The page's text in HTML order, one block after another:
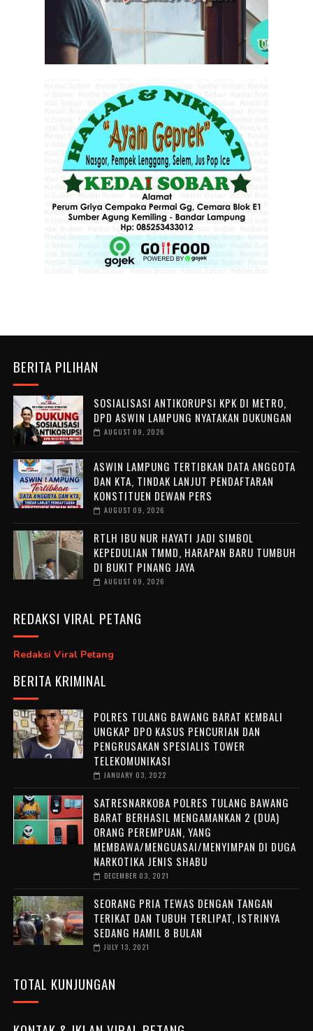
BERITA PILIHAN
SOSIALISASI ANTIKORUPSI KPK DI METRO,
DPD ASWIN LAMPUNG NYATAKAN DUKUNGAN
AUGUST 09, 2026
ASWIN LAMPUNG TERTIBKAN DATA ANGGOTA
DAN KTA, TINDAK LANJUT PENDAFTARAN
KONSTITUEN DEWAN PERS
AUGUST 09, 2026
RTLH IBU NUR HAYATI JADI SIMBOL
KEPEDULIAN TMMD, HARAPAN BARU TUMBUH
DI BUKIT PINANG JAYA
AUGUST 09, 2026
REDAKSI VIRAL PETANG
Redaksi Viral Petang
BERITA KRIMINAL
POLRES TULANG BAWANG BARAT KEMBALI
UNGKAP DPO KASUS PENCURIAN DAN
PENGRUSAKAN SPESIALIS TOWER
TELEKOMUNIKASI
JANUARY 03, 2022
SATRESNARKOBA POLRES TULANG BAWANG
BARAT BERHASIL MENGAMANKAN 2 (DUA)
ORANG PEREMPUAN, YANG
MEMBAWA/MENGUASAI/MENYIMPAN DI DUGA
NARKOTIKA JENIS SHABU
DECEMBER 03, 2021
SEORANG PRIA TEWAS DENGAN TANGAN
TERIKAT DAN TUBUH TERLIPAT, ISTRINYA
SEDANG HAMIL 8 BULAN
JULY 13, 2021
TOTAL KUNJUNGAN